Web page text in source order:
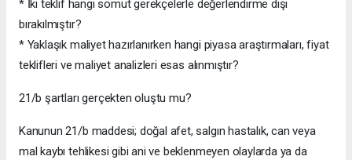
* İki teklif hangi somut gerekçelerle değerlendirme dışı
bırakılmıştır?
* Yaklaşık maliyet hazırlanırken hangi piyasa araştırmaları, fiyat
teklifleri ve maliyet analizleri esas alınmıştır?
21/b şartları gerçekten oluştu mu?
Kanunun 21/b maddesi; doğal afet, salgın hastalık, can veya
mal kaybı tehlikesi gibi ani ve beklenmeyen olaylarda ya da